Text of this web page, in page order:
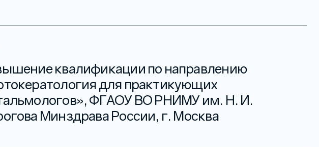
квалификации по направлению
для практикующих
ФГАОУ ВО РНИМУ им. Н. И.
Минздрава России, г. Москва